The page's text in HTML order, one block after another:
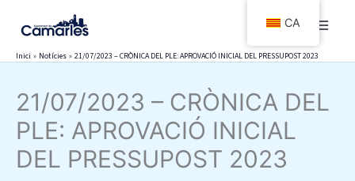
contingut
Inici Notícies 21/07/2023 – CRÒNICA DEL PLE: APROVACIÓ INICIAL DEL PRESSUPOST 2023
21/07/2023 – CRÒNICA DEL
PLE: APROVACIÓ INICIAL
DEL PRESSUPOST 2023
CA